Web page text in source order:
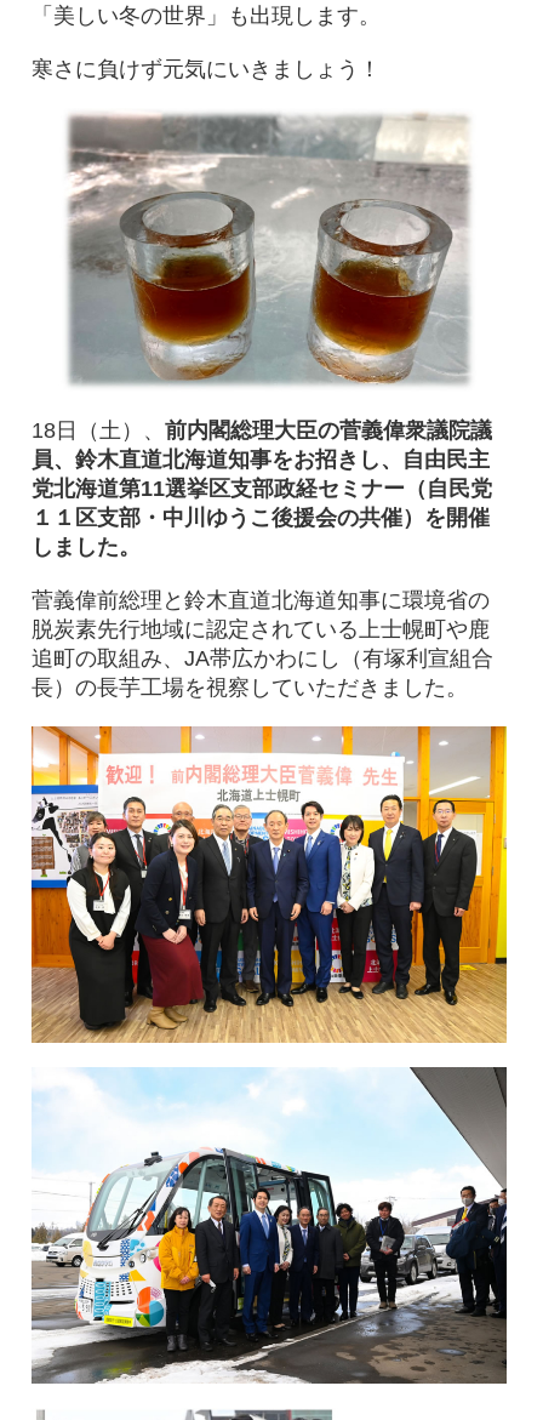
「美しい冬の世界」も出現します。
寒さに負けず元気にいきましょう！
18日（土）、 前内閣総理大臣の菅義偉衆議院議
員、鈴木直道北海道知事をお招きし、自由民主
党北海道第11選挙区支部政経セミナー（自民党
１１区支部・中川ゆうこ後援会の共催）を開催
しました。
菅義偉前総理と鈴木直道北海道知事に環境省の
脱炭素先行地域に認定されている上士幌町や鹿
追町の取組み、JA帯広かわにし（有塚利宣組合
長）の長芋工場を視察していただきました。